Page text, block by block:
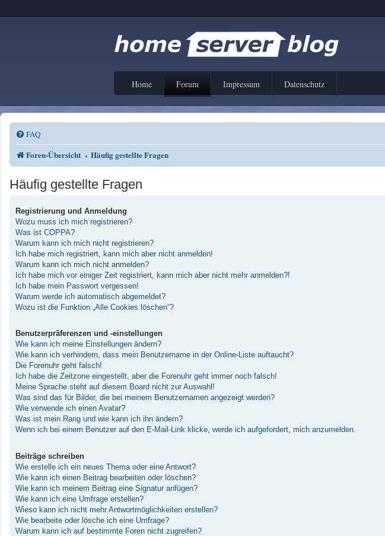
Home Forum Impressum Datenschutz
FAQ
Foren-Übersicht Häufig gestellte Fragen
Häufig gestellte Fragen
Registrierung und Anmeldung
Wozu muss ich mich registrieren?
Was ist COPPA?
Warum kann ich mich nicht registrieren?
Ich habe mich registriert, kann mich aber nicht anmelden!
Warum kann ich mich nicht anmelden?
Ich habe mich vor einiger Zeit registriert, kann mich aber nicht mehr anmelden?!
Ich habe mein Passwort vergessen!
Warum werde ich automatisch abgemeldet?
Wozu ist die Funktion „Alle Cookies löschen“?
Benutzerpräferenzen und -einstellungen
Wie kann ich meine Einstellungen ändern?
Wie kann ich verhindern, dass mein Benutzername in der Online-Liste auftaucht?
Die Forenuhr geht falsch!
Ich habe die Zeitzone eingestellt, aber die Forenuhr geht immer noch falsch!
Meine Sprache steht auf diesem Board nicht zur Auswahl!
Was sind das für Bilder, die bei meinem Benutzernamen angezeigt werden?
Wie verwende ich einen Avatar?
Was ist mein Rang und wie kann ich ihn ändern?
Wenn ich bei einem Benutzer auf den E-Mail-Link klicke, werde ich aufgefordert, mich anzumelden.
Beiträge schreiben
Wie erstelle ich ein neues Thema oder eine Antwort?
Wie kann ich einen Beitrag bearbeiten oder löschen?
Wie kann ich meinem Beitrag eine Signatur anfügen?
Wie kann ich eine Umfrage erstellen?
Wieso kann ich nicht mehr Antwortmöglichkeiten erstellen?
Wie bearbeite oder lösche ich eine Umfrage?
Warum kann ich auf bestimmte Foren nicht zugreifen?